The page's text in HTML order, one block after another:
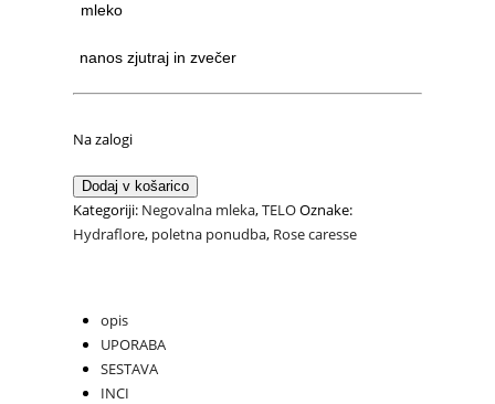
mleko
nanos zjutraj in zvečer
Na zalogi
Vlažilno
mleko
za
količina
Dodaj v košarico
Kategoriji: Negovalna mleka,TELOOznake:
Hydraflore, poletna ponudba, Rose caresse
opis
UPORABA
SESTAVA
INCI